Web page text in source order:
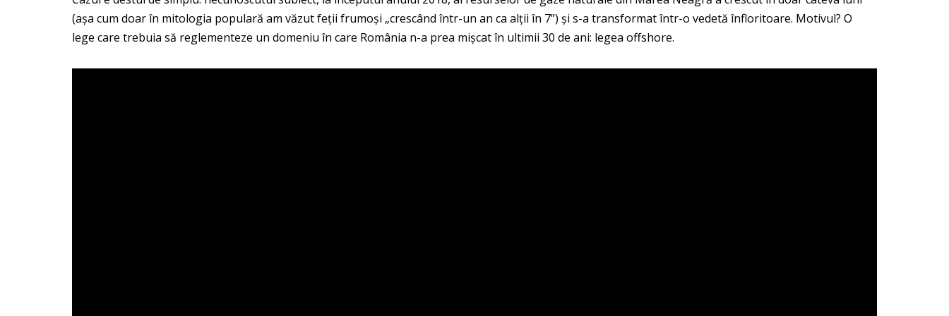
(așa cum doar în mitologia populară am văzut feții frumoși „crescând într-un an ca alții în 7”) și s-a transformat într-o vedetă înfloritoare. Motivul? O
lege care trebuia să reglementeze un domeniu în care România n-a prea mișcat în ultimii 30 de ani: legea offshore.